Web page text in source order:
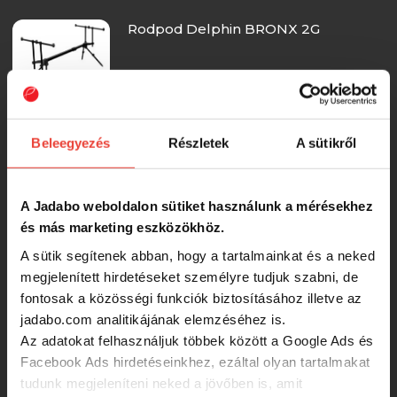
Beleegyezés Részletek A sütikről
A Jadabo weboldalon sütiket használunk a mérésekhez
és más marketing eszközökhöz.
A sütik segítenek abban, hogy a tartalmainkat és a neked
megjelenített hirdetéseket személyre tudjuk szabni, de
fontosak a közösségi funkciók biztosításához illetve az
jadabo.com analitikájának elemzéséhez is.
Az adatokat felhasználjuk többek között a Google Ads és
Facebook Ads hirdetéseinkhez, ezáltal olyan tartalmakat
tudunk megjeleníteni neked a jövőben is, amit
Rodpod Delphin BRONX 2G
Rodpod Delphin BRONX Stalx
QUEEN
-15%
22 375 Ft
Delphin BRONX 2G STALX Rod pod
-15%
22 375 Ft